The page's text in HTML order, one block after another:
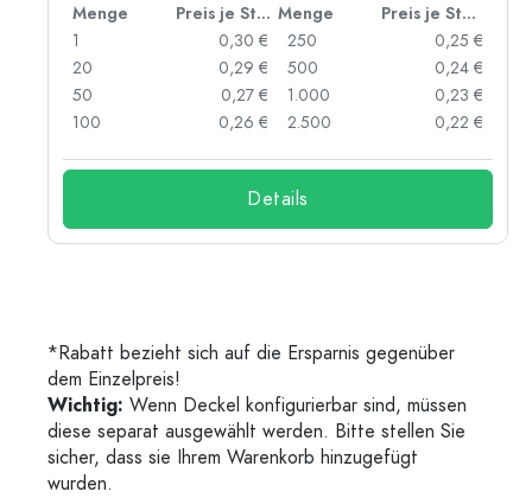
Menge Preis je Stück Menge
Preis je Stück
1
0,30 €
20
0,29 €
50
0,27 €
100
0,26 €
250
0,25 €
500
0,24 €
1.000
0,23 €
2.500
0,22 €
Details
*Rabatt bezieht sich auf die Ersparnis gegenüber
dem Einzelpreis!
Wichtig: Wenn Deckel konfigurierbar sind, müssen
diese separat ausgewählt werden. Bitte stellen Sie
sicher, dass sie Ihrem Warenkorb hinzugefügt
wurden.